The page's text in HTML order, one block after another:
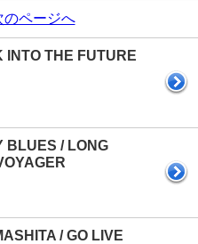
のページへ
INTO THE FUTURE
BLUES / LONG
/ GO LIVE